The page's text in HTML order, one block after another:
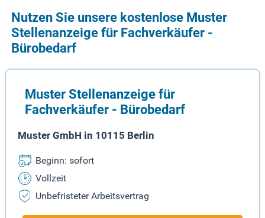
Nutzen Sie unsere kostenlose Muster
Stellenanzeige für Fachverkäufer -
Bürobedarf
Muster Stellenanzeige für
Fachverkäufer - Bürobedarf
Muster GmbH in 10115 Berlin
Beginn: sofort
Vollzeit
Unbefristeter Arbeitsvertrag